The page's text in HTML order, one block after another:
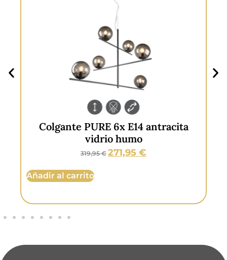
Colgante PURE 6x E14 antracita
vidrio humo
319,95€ 271,95 €
Añadir al carrito